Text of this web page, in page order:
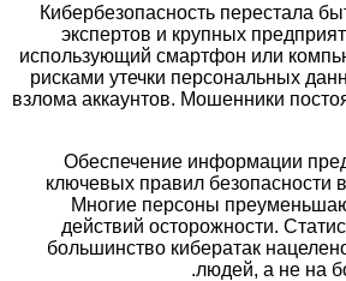
Кибербезопасность перестала
экспертов и крупных
использующий смартфон или
рисками утечки персональных
взлома аккаунтов. Мошенники
Обеспечение информации
ключевых правил безопасности
Многие персоны
действий осторожности.
большинство кибератак
людей, а не на